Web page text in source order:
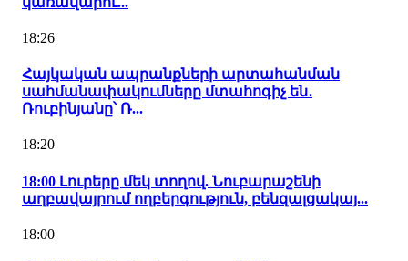
18:26
Հայկական ապրանքների արտահանման
սահմանափակումները մտահոգիչ են․
Ռուբինյանը՝ Ռ...
18:20
18:00 Լուրերը մեկ տողով. Նուբարաշենի
աղբավայրում ողբերգություն, բենզալցակայ...
18:00